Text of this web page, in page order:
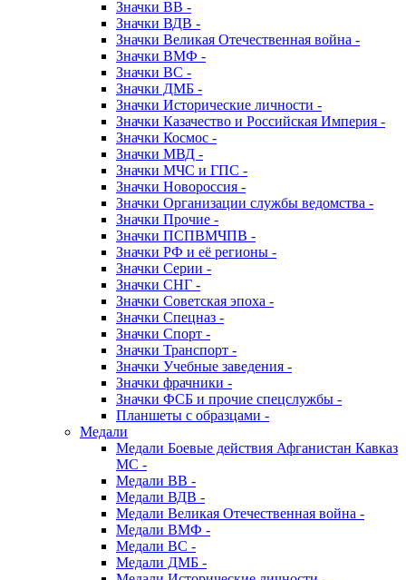
Значки ВВ -
Значки ВДВ -
Значки Великая Отечественная война -
Значки ВМФ -
Значки ВС -
Значки ДМБ -
Значки Исторические личности -
Значки Казачество и Российская Империя -
Значки Космос -
Значки МВД -
Значки МЧС и ГПС -
Значки Новороссия -
Значки Организации службы ведомства -
Значки Прочие -
Значки ПСПВМЧПВ -
Значки РФ и её регионы -
Значки Серии -
Значки СНГ -
Значки Советская эпоха -
Значки Спецназ -
Значки Спорт -
Значки Транспорт -
Значки Учебные заведения -
Значки фрачники -
Значки ФСБ и прочие спецслужбы -
Планшеты с образцами -
Медали
Медали Боевые действия Афганистан Кавказ
МС -
Медали ВВ -
Медали ВДВ -
Медали Великая Отечественная война -
Медали ВМФ -
Медали ВС -
Медали ДМБ -